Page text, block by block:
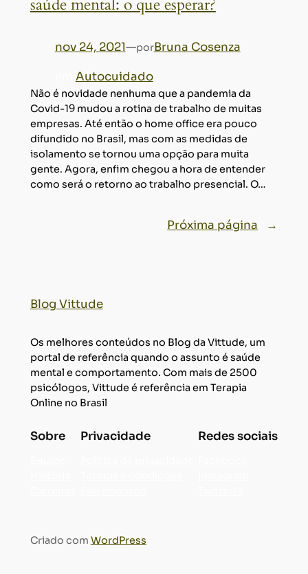
saúde mental: o que esperar?
nov 24, 2021—porBruna Cosenza
Autocuidado
Não é novidade nenhuma que a pandemia da
Covid-19 mudou a rotina de trabalho de muitas
empresas. Até então o home office era pouco
difundido no Brasil, mas com as medidas de
isolamento se tornou uma opção para muita
gente. Agora, enfim chegou a hora de entender
como será o retorno ao trabalho presencial. O…
Próxima página →
Blog Vittude
Os melhores conteúdos no Blog da Vittude, um
portal de referência quando o assunto é saúde
mental e comportamento. Com mais de 2500
psicólogos, Vittude é referência em Terapia
Online no Brasil
Sobre Privacidade Redes sociais
Criado com WordPress